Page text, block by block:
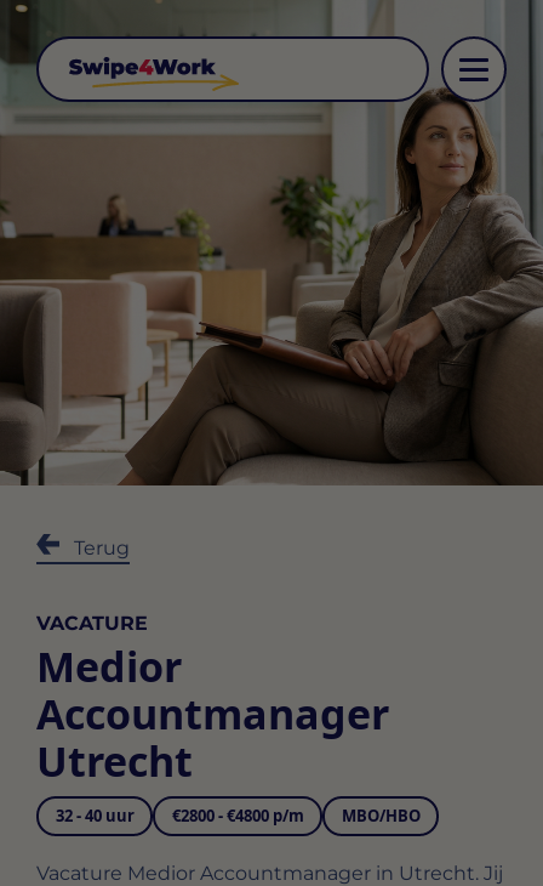
Terug
VACATURE
Medior
Accountmanager
Utrecht
32 - 40 uur €2800 - €4800 p/m MBO/HBO
Vacature Medior Accountmanager in Utrecht. Jij